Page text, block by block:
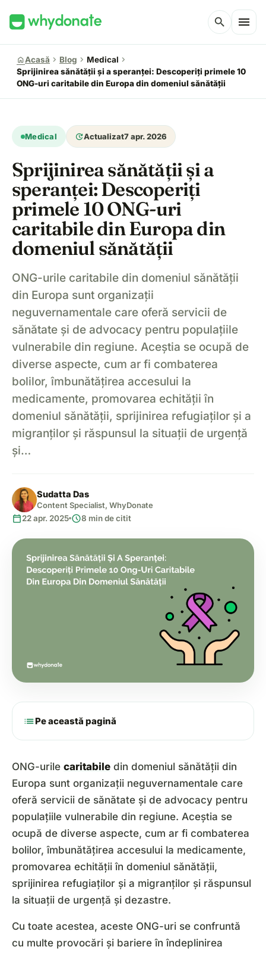
search menu
homeAcasă chevron_right Blog chevron_right Medical chevron_right
Sprijinirea sănătății și a speranței: Descoperiți primele 10
ONG-uri caritabile din Europa din domeniul sănătății
Medical updateActualizat7 apr. 2026
Sprijinirea sănătății și a
speranței: Descoperiți
primele 10 ONG-uri
caritabile din Europa din
domeniul sănătății
ONG-urile caritabile din domeniul sănătății
din Europa sunt organizații
neguvernamentale care oferă servicii de
sănătate și de advocacy pentru populațiile
vulnerabile din regiune. Aceștia se ocupă de
diverse aspecte, cum ar fi combaterea
bolilor, îmbunătățirea accesului la
medicamente, promovarea echității în
domeniul sănătății, sprijinirea refugiaților și a
migranților și răspunsul la situații de urgență
și…
Sudatta Das
Content Specialist, WhyDonate
calendar_today22 apr. 2025 schedule8 min de citit
listPe această pagină
ONG-urile caritabile din domeniul sănătății din
Europa sunt organizații neguvernamentale care
oferă servicii de sănătate și de advocacy pentru
populațiile vulnerabile din regiune. Aceștia se
ocupă de diverse aspecte, cum ar fi combaterea
bolilor, îmbunătățirea accesului la medicamente,
promovarea echității în domeniul sănătății,
sprijinirea refugiaților și a migranților și răspunsul
la situații de urgență și dezastre.
Cu toate acestea, aceste ONG-uri se confruntă
cu multe provocări și bariere în îndeplinirea